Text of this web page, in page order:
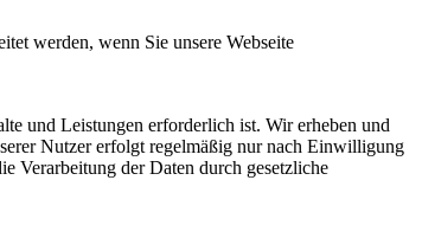
werden, wenn Sie unsere Webseite
und Leistungen erforderlich ist. Wir erheben und
Nutzer erfolgt regelmäßig nur nach Einwilligung
Verarbeitung der Daten durch gesetzliche